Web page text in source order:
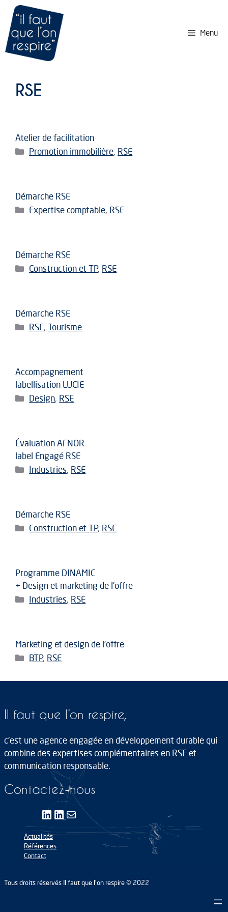
Aller
contenu
Menu
RSE
Atelier de facilitation
Catégories
Promotion immobilière, RSE
Démarche RSE
Catégories
Expertise comptable, RSE
Démarche RSE
Catégories
Construction et TP, RSE
Démarche RSE
Catégories
RSE,Tourisme
Accompagnement
labellisation LUCIE
Catégories
Design, RSE
Évaluation AFNOR
label Engagé RSE
Catégories
Industries, RSE
Démarche RSE
Catégories
Construction et TP, RSE
Programme DINAMIC
+ Design et marketing de l’offre
Catégories
Industries, RSE
Marketing et design de l’offre
Catégories
BTP, RSE
Il faut que l’on respire,
c'est une agence engagée en développement durable qui
combine des expertises complémentaires en RSE et
communication responsable.
Contactez-nous
LinkedIn
LinkedIn
E-mail
Actualités
Références
Contact
Tous droits réservés Il faut que l'on respire © 2022